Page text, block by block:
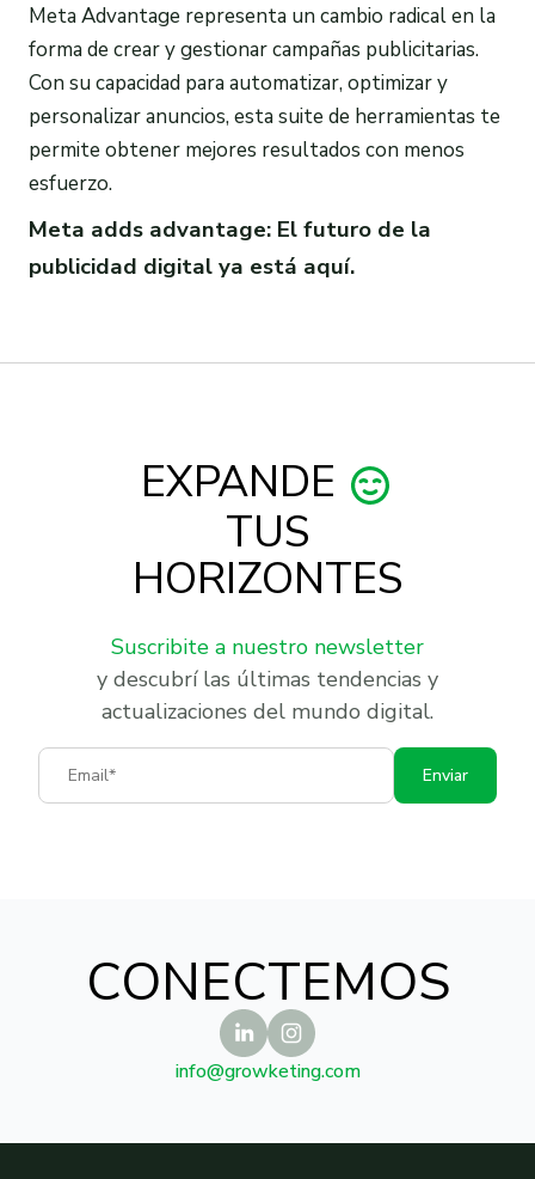
Meta Advantage representa un cambio radical en la
forma de crear y gestionar campañas publicitarias.
Con su capacidad para automatizar, optimizar y
personalizar anuncios, esta suite de herramientas te
permite obtener mejores resultados con menos
esfuerzo.
Meta adds advantage: El futuro de la
publicidad digital ya está aquí.
EXPANDE
TUS
HORIZONTES
Suscribite a nuestro newsletter
y descubrí las últimas tendencias y
actualizaciones del mundo digital.
Email
Enviar
CONECTEMOS
info@growketing.com